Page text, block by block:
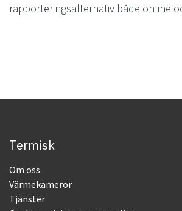
rapporteringsalternativ både online
Termisk
Om oss
Värmekameror
Tjänster